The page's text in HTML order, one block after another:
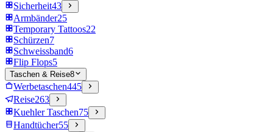
Sicherheit43
Armbänder25
Temporary Tattoos22
Schürzen7
Schweissband6
Flip Flops5
Taschen & Reise8
Werbetaschen445
Reise263
Kuehler Taschen75
Handtücher55